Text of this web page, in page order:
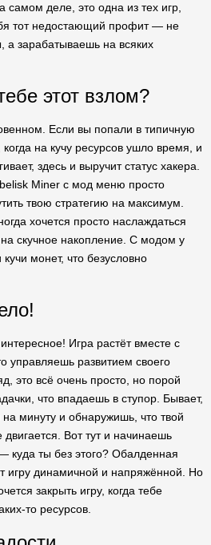
самом деле, это одна из тех игр,
тот недостающий профит — не
а зарабатываешь на всяких
этот взлом?
Если вы попали в типичную
когда на кучу ресурсов ушло время, и
здесь и выручит статус хакера.
Miner с мод меню просто
твою стратегию на максимум.
хочется просто наслаждаться
скучное накопление. С модом у
монет, что безусловно
Игра растёт вместе с
управляешь развитием своего
это всё очень просто, но порой
что впадаешь в ступор. Бывает,
минуту и обнаружишь, что твой
Вот тут и начинаешь
куда ты без этого? Обалденная
игру динамичной и напряжённой. Но
закрыть игру, когда тебе
то ресурсов.